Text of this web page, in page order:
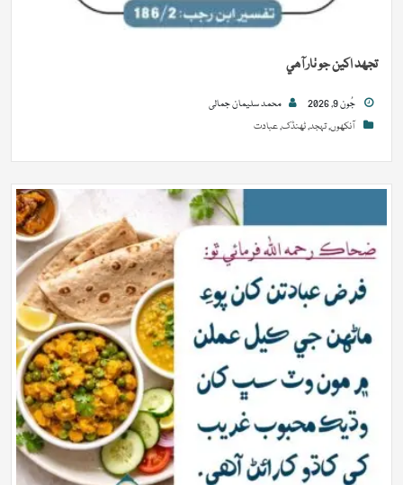
تجھد اکين جو ٺار آھي
جُون 9, 2026
محمد سلیمان جمالی
آنکھوں,تہجد,ٹھنڈک,عبادت